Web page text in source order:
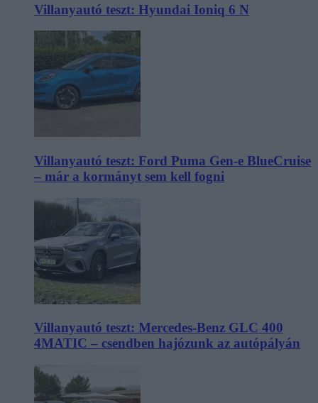
Villanyautó teszt: Hyundai Ioniq 6 N
Villanyautó teszt: Ford Puma Gen-e BlueCruise
– már a kormányt sem kell fogni
Villanyautó teszt: Mercedes-Benz GLC 400
4MATIC – csendben hajózunk az autópályán